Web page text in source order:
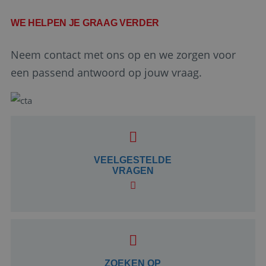
WE HELPEN JE GRAAG VERDER
Neem contact met ons op en we zorgen voor
een passend antwoord op jouw vraag.
VEELGESTELDE
VRAGEN
ZOEKEN OP
www.google.com